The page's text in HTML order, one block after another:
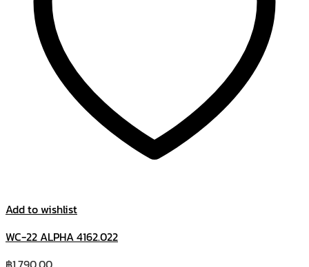
Add to wishlist
WC-22 ALPHA 4162.022